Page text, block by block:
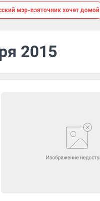
мэр-взяточник хочет домой
2015